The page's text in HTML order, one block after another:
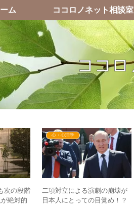
ム ココロノネット相談室
次の段階
絶対的
心・心理学
二項対立による演劇の崩壊が
日本人にとっての目覚め！？